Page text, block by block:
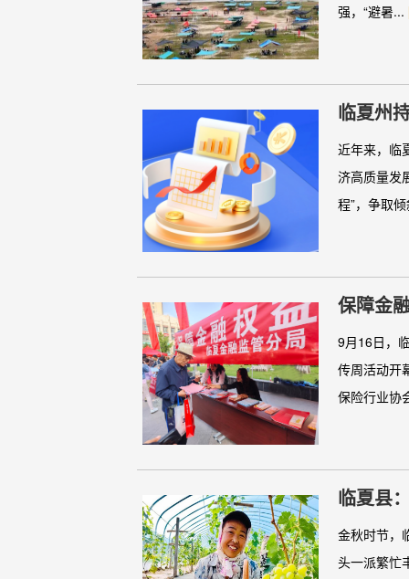
强，“避暑...
临夏州
近年来，临
济高质量发
程”，争取
保障金
9月16日，
传周活动开
保险行业协
临夏县
金秋时节，
头一派繁忙